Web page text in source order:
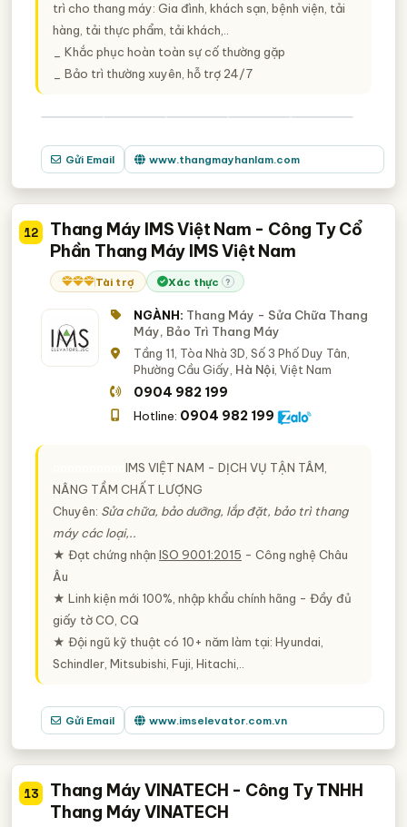
trì cho thang máy: Gia đình, khách sạn, bệnh viện, tải
hàng, tải thực phẩm, tải khách,..
_ Khắc phục hoàn toàn sự cố thường gặp
_ Bảo trì thường xuyên, hỗ trợ 24/7
Gửi Email www.thangmayhanlam.com
12
Thang Máy IMS Việt Nam - Công Ty Cổ
Phần Thang Máy IMS Việt Nam
Tài trợ Xác thực ?
NGÀNH: Thang Máy - Sửa Chữa Thang
Máy, Bảo Trì Thang Máy
Tầng 11, Tòa Nhà 3D, Số 3 Phố Duy Tân,
Phường Cầu Giấy, Hà Nội, Việt Nam
0904 982 199
Hotline: 0904 982 199
IMS VIỆT NAM - DỊCH VỤ TẬN TÂM,
NÂNG TẦM CHẤT LƯỢNG
Chuyên: Sửa chữa, bảo dưỡng, lắp đặt, bảo trì thang
máy các loại,..
★ Đạt chứng nhận ISO 9001:2015 - Công nghệ Châu
Âu
★ Linh kiện mới 100%, nhập khẩu chính hãng - Đầy đủ
giấy tờ CO, CQ
★ Đội ngũ kỹ thuật có 10+ năm làm tại: Hyundai,
Schindler, Mitsubishi, Fuji, Hitachi,..
Gửi Email www.imselevator.com.vn
13
Thang Máy VINATECH - Công Ty TNHH
Thang Máy VINATECH